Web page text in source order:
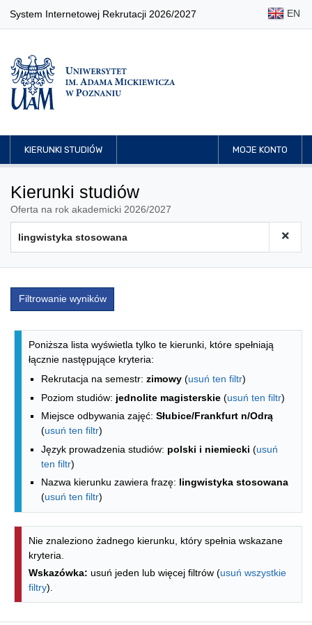
System Internetowej Rekrutacji 2026/2027 EN
KIERUNKI STUDIÓW MOJE KONTO
Kierunki studiów
Oferta na rok akademicki 2026/2027
Filtrowanie wyników
Lista kierunków - spis według
Poniższa lista wyświetla tylko te kierunki, które spełniają
łącznie następujące kryteria:
Rekrutacja na semestr: zimowy (usuń ten filtr)
Poziom studiów: jednolite magisterskie (usuń ten filtr)
Miejsce odbywania zajęć: Słubice/Frankfurt n/Odrą
(usuń ten filtr)
Język prowadzenia studiów: polski i niemiecki (usuń
ten filtr)
Nazwa kierunku zawiera frazę: lingwistyka stosowana
(usuń ten filtr)
Nie znaleziono żadnego kierunku, który spełnia wskazane
kryteria.
Wskazówka: usuń jeden lub więcej filtrów (usuń wszystkie
filtry).